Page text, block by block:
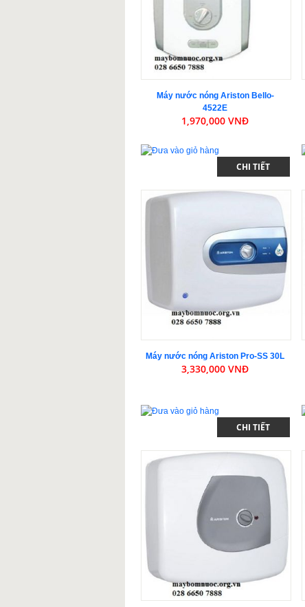
Máy nước nóng Ariston Bello-
4522E
1,970,000 VNĐ
CHI TIẾT
Máy nước nóng Ariston Pro-SS 30L
3,330,000 VNĐ
CHI TIẾT